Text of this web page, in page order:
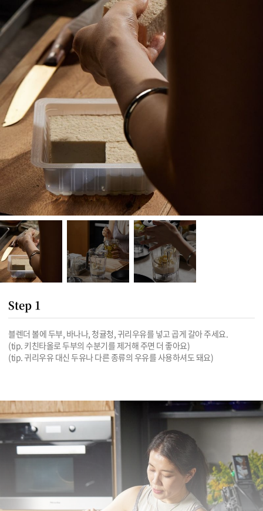
Step 1
블렌더 볼에 두부, 바나나, 청귤청, 귀리우유를 넣고 곱게 갈아 주세요.
(tip. 키친타올로 두부의 수분기를 제거해 주면 더 좋아요)
(tip. 귀리우유 대신 두유나 다른 종류의 우유를 사용하셔도 돼요)